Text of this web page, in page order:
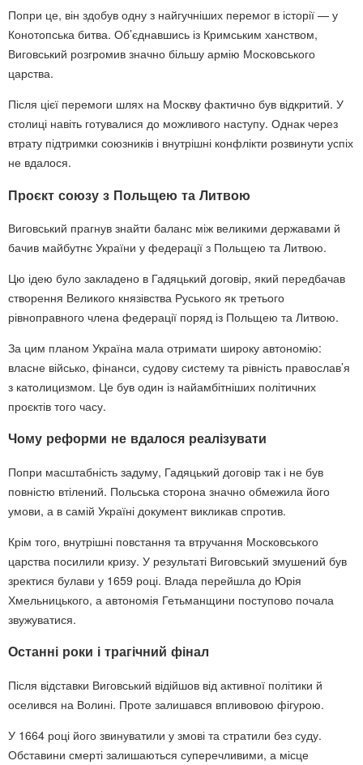
Попри це, він здобув одну з найгучніших перемог в історії — у
Конотопська битва. Об’єднавшись із Кримським ханством,
Виговський розгромив значно більшу армію Московського
царства.
Після цієї перемоги шлях на Москву фактично був відкритий. У
столиці навіть готувалися до можливого наступу. Однак через
втрату підтримки союзників і внутрішні конфлікти розвинути успіх
не вдалося.
Проєкт союзу з Польщею та Литвою
Виговський прагнув знайти баланс між великими державами й
бачив майбутнє України у федерації з Польщею та Литвою.
Цю ідею було закладено в Гадяцький договір, який передбачав
створення Великого князівства Руського як третього
рівноправного члена федерації поряд із Польщею та Литвою.
За цим планом Україна мала отримати широку автономію:
власне військо, фінанси, судову систему та рівність православ’я
з католицизмом. Це був один із найамбітніших політичних
проєктів того часу.
Чому реформи не вдалося реалізувати
Попри масштабність задуму, Гадяцький договір так і не був
повністю втілений. Польська сторона значно обмежила його
умови, а в самій Україні документ викликав спротив.
Крім того, внутрішні повстання та втручання Московського
царства посилили кризу. У результаті Виговський змушений був
зректися булави у 1659 році. Влада перейшла до Юрія
Хмельницького, а автономія Гетьманщини поступово почала
звужуватися.
Останні роки і трагічний фінал
Після відставки Виговський відійшов від активної політики й
оселився на Волині. Проте залишався впливовою фігурою.
У 1664 році його звинуватили у змові та стратили без суду.
Обставини смерті залишаються суперечливими, а місце